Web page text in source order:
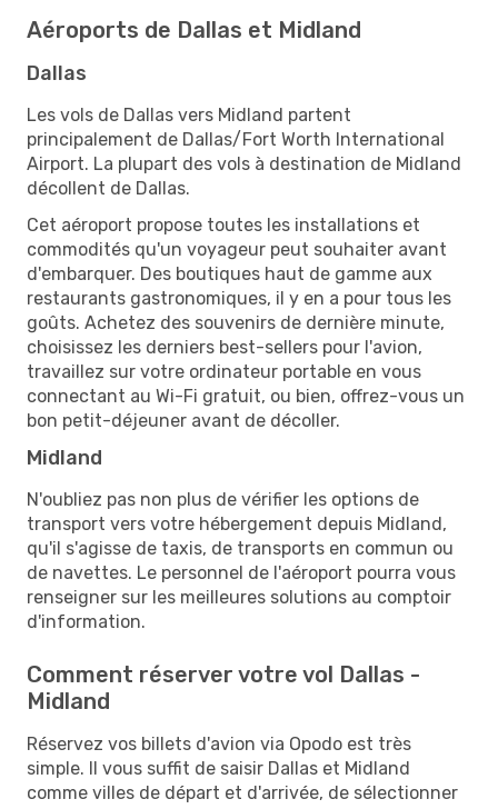
Aéroports de Dallas et Midland
Dallas
Les vols de Dallas vers Midland partent
principalement de Dallas/Fort Worth International
Airport. La plupart des vols à destination de Midland
décollent de Dallas.
Cet aéroport propose toutes les installations et
commodités qu'un voyageur peut souhaiter avant
d'embarquer. Des boutiques haut de gamme aux
restaurants gastronomiques, il y en a pour tous les
goûts. Achetez des souvenirs de dernière minute,
choisissez les derniers best-sellers pour l'avion,
travaillez sur votre ordinateur portable en vous
connectant au Wi-Fi gratuit, ou bien, offrez-vous un
bon petit-déjeuner avant de décoller.
Midland
N'oubliez pas non plus de vérifier les options de
transport vers votre hébergement depuis Midland,
qu'il s'agisse de taxis, de transports en commun ou
de navettes. Le personnel de l'aéroport pourra vous
renseigner sur les meilleures solutions au comptoir
d'information.
Comment réserver votre vol Dallas -
Midland
Réservez vos billets d'avion via Opodo est très
simple. Il vous suffit de saisir Dallas et Midland
comme villes de départ et d'arrivée, de sélectionner